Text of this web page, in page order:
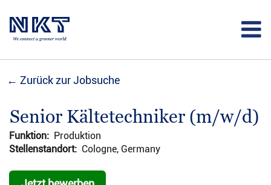
← Zurück zur Jobsuche
Senior Kältetechniker (m/w/d)
Funktion: Produktion
Stellenstandort: Cologne, Germany